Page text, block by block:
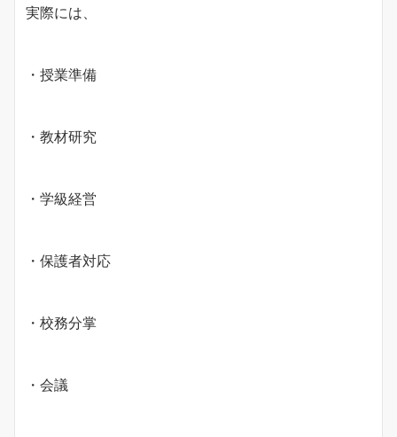
実際には、
・授業準備
・教材研究
・学級経営
・保護者対応
・校務分掌
・会議